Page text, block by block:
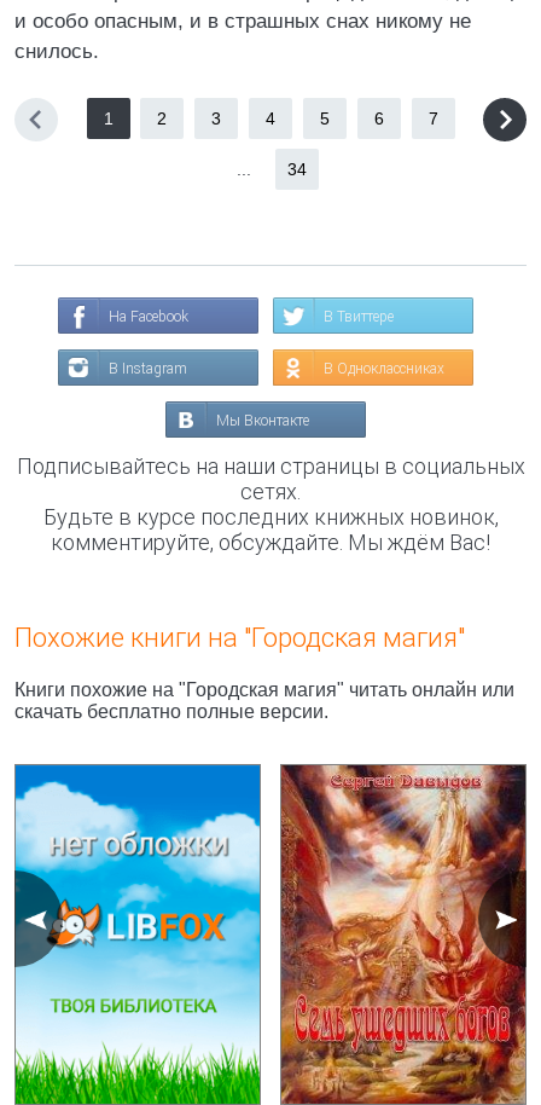
и особо опасным, и в страшных снах никому не
снилось.
1 2 3 4 5 6 7
34
На Facebook В Твиттере
В Instagram В Одноклассниках
Мы Вконтакте
Подписывайтесь на наши страницы в социальных
сетях.
Будьте в курсе последних книжных новинок,
комментируйте, обсуждайте. Мы ждём Вас!
Похожие книги на "Городская магия"
Книги похожие на "Городская магия" читать онлайн или
скачать бесплатно полные версии.